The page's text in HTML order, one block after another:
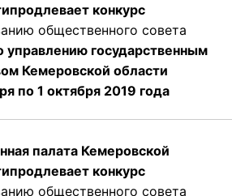
продлевает конкурс
общественного совета
управлению государственным
Кемеровской области
по 1 октября 2019 года
палата Кемеровской
продлевает конкурс
общественного совета